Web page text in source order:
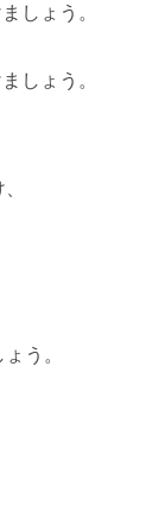
しょう。
しょう。
う。